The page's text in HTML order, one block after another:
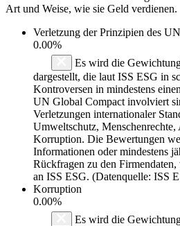
Art und Weise, wie sie Geld verdienen.
Verletzung der Prinzipien des
0.00%
Es wird die
dargestellt, die laut ISS ESG in
Kontroversen in mindestens
UN Global Compact involviert
Verletzungen internationaler
Umweltschutz, Menschenrechte,
Korruption. Die Bewertungen
Informationen oder mindestens
Rückfragen zu den
an ISS ESG. (Datenquelle: ISS
Korruption
0.00%
Es wird die